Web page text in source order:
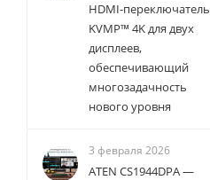
HDMI-переключатель
KVMP™ 4K для двух
дисплеев,
обеспечивающий
многозадачность
нового уровня
3 февраля 2026
ATEN CS1944DPA —